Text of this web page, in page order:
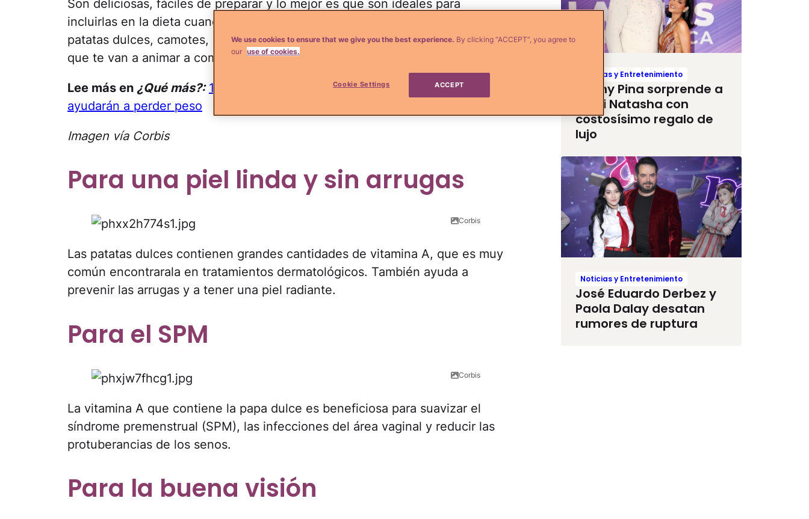
Son deliciosas, fáciles de preparar y lo mejor es que son ideales para
incluirlas en la dieta cuando quieres mantener la línea. Las
patatas dulces, camotes, o boniatos tienen muchas propiedades y beneficios
que te van a animar a comerlas más a menudo. Estas son algunas razones.
Lee más en ¿Qué más?: 11 Licuados y batidos bajos en carbohidratos que te
ayudarán a perder peso
Imagen vía Corbis
Para una piel linda y sin arrugas
Corbis
Las patatas dulces contienen grandes cantidades de vitamina A, que es muy
común encontrarala en tratamientos dermatológicos. También ayuda a
prevenir las arrugas y a tener una piel radiante.
Para el SPM
Corbis
La vitamina A que contiene la papa dulce es beneficiosa para suavizar el
síndrome premenstrual (SPM), las infecciones del área vaginal y reducir las
protuberancias de los senos.
Para la buena visión
Noticias y Entretenimiento
Raphy Pina sorprende a
Natti Natasha con
costosísimo regalo de
lujo
Noticias y Entretenimiento
José Eduardo Derbez y
Paola Dalay desatan
rumores de ruptura
We use cookies to ensure that we give you the best experience. By clicking “ACCEPT”, you agree to
our use of cookies.
Cookie Settings ACCEPT